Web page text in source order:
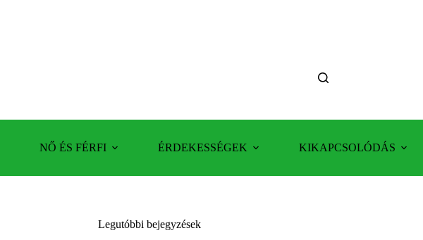
NŐ ÉS FÉRFI ÉRDEKESSÉGEK KIKAPCSOLÓDÁS
Legutóbbi bejegyzések